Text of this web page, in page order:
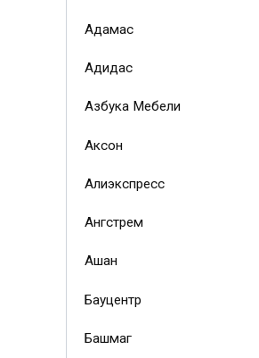
Адамас
Адидас
Азбука Мебели
Аксон
Алиэкспресс
Ангстрем
Ашан
Бауцентр
Башмаг